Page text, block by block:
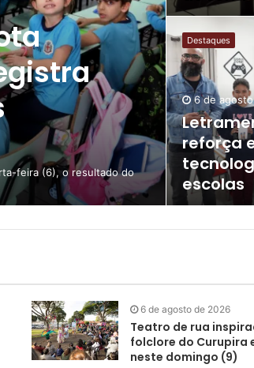
feira (6), o resultado do
Letramento
Digital
reforça
educação
para
tecnologias
em
20
escolas
Destaques
6 de
reforça
escolas
6 de agosto de 2026
Teatro de rua
folclore do Curupira
neste domingo (9)